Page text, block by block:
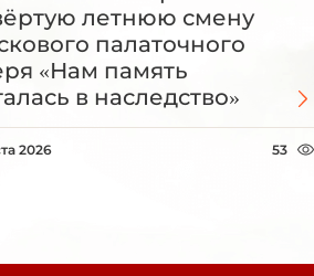
летнюю смену
палаточного
«Нам память
в наследство»
2026 53